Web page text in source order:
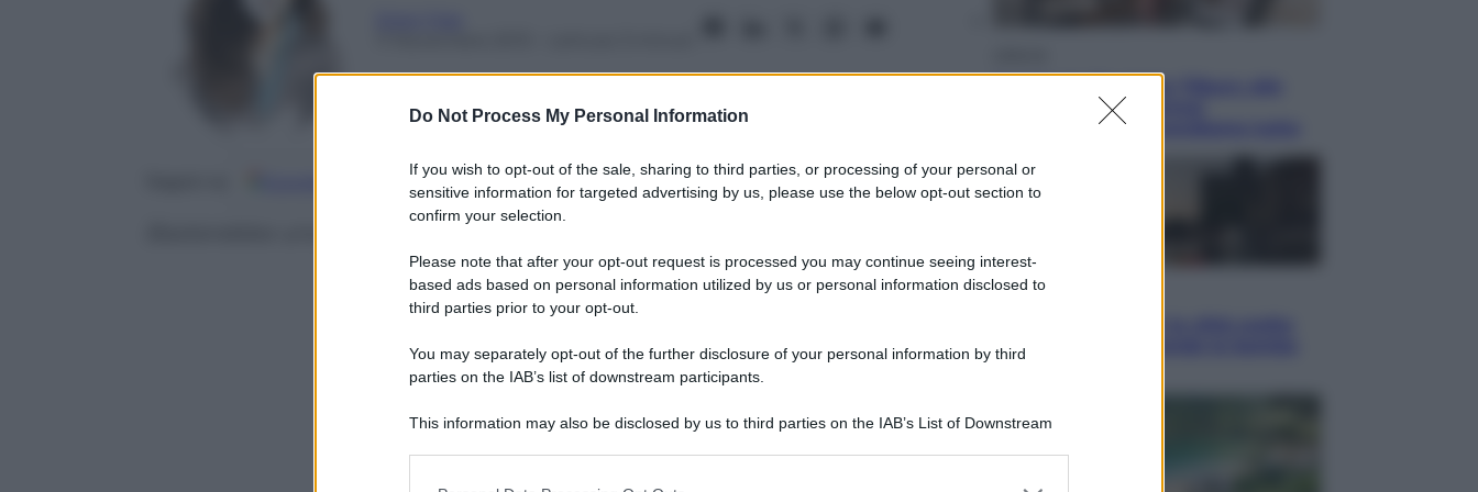
Do Not Process My Personal Information
If you wish to opt-out of the sale, sharing to third parties, or processing of your personal or
sensitive information for targeted advertising by us, please use the below opt-out section to
confirm your selection.
Please note that after your opt-out request is processed you may continue seeing interest-
based ads based on personal information utilized by us or personal information disclosed to
third parties prior to your opt-out.
You may separately opt-out of the further disclosure of your personal information by third
parties on the IAB’s list of downstream participants.
This information may also be disclosed by us to third parties on the IAB’s List of Downstream
Discover Fonti preferite
tote bag: perché ormai
collezioniamo e rivendiamo tutto
Esteri
per mostrare al mondo la bomba
atomica